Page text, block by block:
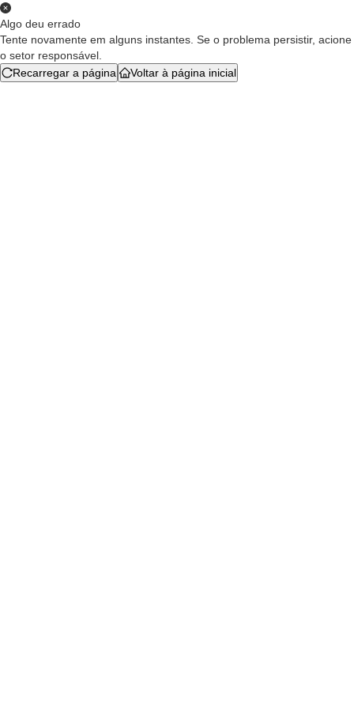
Algo deu errado
Tente novamente em alguns instantes. Se o problema persistir, acione
o setor responsável.
Recarregar a página
Voltar à página inicial